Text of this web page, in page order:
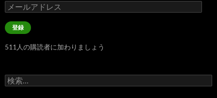
メ
ー
ル
ア
レ
登録
511人の購読者に加わりましょう
検
索: